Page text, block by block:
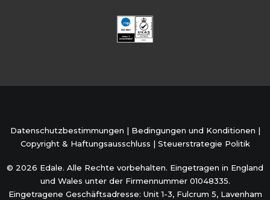
Datenschutzbestimmungen | Bedingungen und Konditionen |
Copyright & Haftungsausschluss | Steuerstrategie Politik
© 2026 Edale. Alle Rechte vorbehalten. Eingetragen in England
und Wales unter der Firmennummer 01048335.
Eingetragene Geschäftsadresse: Unit 1-3, Fulcrum 5, Lavenham